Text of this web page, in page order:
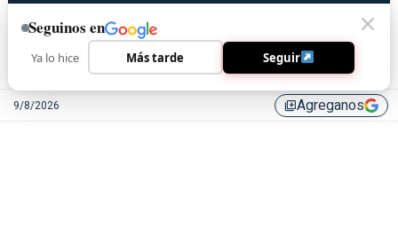
9/8/2026 library_addAgreganos
Seguinos en
Ya lo hice Más tarde Seguir